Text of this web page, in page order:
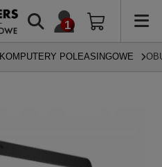
KOMPUTERY POLEASINGOWE